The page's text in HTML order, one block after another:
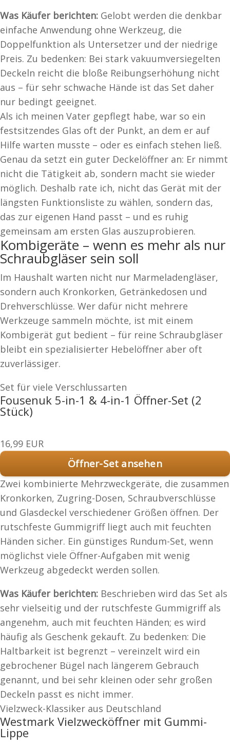
Was Käufer berichten: Gelobt werden die denkbar
einfache Anwendung ohne Werkzeug, die
Doppelfunktion als Untersetzer und der niedrige
Preis. Zu bedenken: Bei stark vakuumversiegelten
Deckeln reicht die bloße Reibungserhöhung nicht
aus – für sehr schwache Hände ist das Set daher
nur bedingt geeignet.
Als ich meinen Vater gepflegt habe, war so ein
festsitzendes Glas oft der Punkt, an dem er auf
Hilfe warten musste – oder es einfach stehen ließ.
Genau da setzt ein guter Deckelöffner an: Er nimmt
nicht die Tätigkeit ab, sondern macht sie wieder
möglich. Deshalb rate ich, nicht das Gerät mit der
längsten Funktionsliste zu wählen, sondern das,
das zur eigenen Hand passt – und es ruhig
gemeinsam am ersten Glas auszuprobieren.
Kombigeräte – wenn es mehr als nur
Schraubgläser sein soll
Im Haushalt warten nicht nur Marmeladengläser,
sondern auch Kronkorken, Getränkedosen und
Drehverschlüsse. Wer dafür nicht mehrere
Werkzeuge sammeln möchte, ist mit einem
Kombigerät gut bedient – für reine Schraubgläser
bleibt ein spezialisierter Hebelöffner aber oft
zuverlässiger.
Set für viele Verschlussarten
Fousenuk 5-in-1 & 4-in-1 Öffner-Set (2
Stück)
16,99 EUR
Öffner-Set ansehen
Zwei kombinierte Mehrzweckgeräte, die zusammen
Kronkorken, Zugring-Dosen, Schraubverschlüsse
und Glasdeckel verschiedener Größen öffnen. Der
rutschfeste Gummigriff liegt auch mit feuchten
Händen sicher. Ein günstiges Rundum-Set, wenn
möglichst viele Öffner-Aufgaben mit wenig
Werkzeug abgedeckt werden sollen.
Was Käufer berichten: Beschrieben wird das Set als
sehr vielseitig und der rutschfeste Gummigriff als
angenehm, auch mit feuchten Händen; es wird
häufig als Geschenk gekauft. Zu bedenken: Die
Haltbarkeit ist begrenzt – vereinzelt wird ein
gebrochener Bügel nach längerem Gebrauch
genannt, und bei sehr kleinen oder sehr großen
Deckeln passt es nicht immer.
Vielzweck-Klassiker aus Deutschland
Westmark Vielzwecköffner mit Gummi-
Lippe